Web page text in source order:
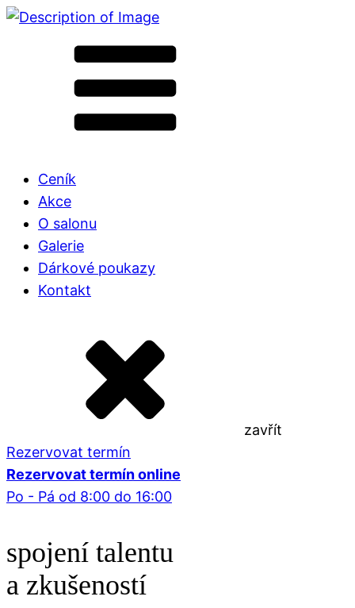
Ceník
Akce
O salonu
Galerie
Dárkové poukazy
Kontakt
zavřít
Rezervovat termín
Rezervovat termín online
Po - Pá od 8:00 do 16:00
spojení talentu
a zkušeností